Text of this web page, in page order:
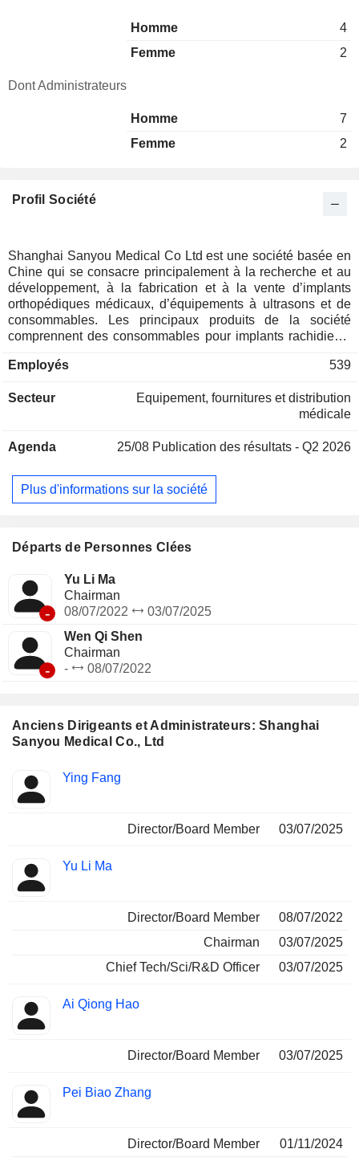
Anciens Dirigeants et Administrateurs: Shanghai
Sanyou Medical Co., Ltd
Insider
Fonctions
occupées
Ying Fang
Director/Board Member 03/07/2025
Yu Li Ma
Director/Board Member
08/07/2022
Chairman
03/07/2025
Chief Tech/Sci/R&D Officer
03/07/2025
Ai Qiong Hao
Director/Board Member 03/07/2025
Pei Biao Zhang
Director/Board Member
01/11/2024
Homme
4
Femme
2
Dont Administrateurs
Homme
7
Femme
2
Profil Société
Shanghai Sanyou Medical Co Ltd est une société basée en
Chine qui se consacre principalement à la recherche et au
développement, à la fabrication et à la vente d’implants
orthopédiques médicaux, d’équipements à ultrasons et de
consommables. Les principaux produits de la société
comprennent des consommables pour implants rachidiens,
systèmes dynamiques osseux à ultrasons, des
La société se consacre également à la recherche et au
développement ainsi qu’à la production d’instruments
principalement ses activités sur les marchés nationaux et
Employés 539
Secteur
Equipement, fournitures et distribution
médicale
Agenda 25/08 Publication des résultats - Q2 2026
Plus d'informations sur la société
Départs de Personnes Clées
-
Yu Li Ma
Chairman
08/07/2022
03/07/2025
-
Wen Qi Shen
Chairman
-
08/07/2022